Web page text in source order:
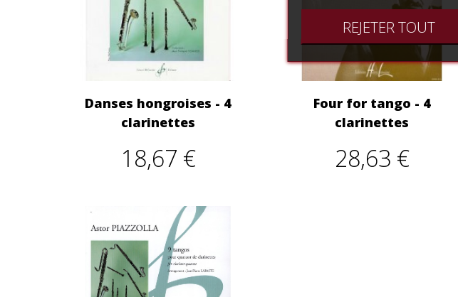
Danses hongroises - 4
clarinettes
18,67 €
Four for tango - 4
clarinettes
28,63 €
REJETER TOUT